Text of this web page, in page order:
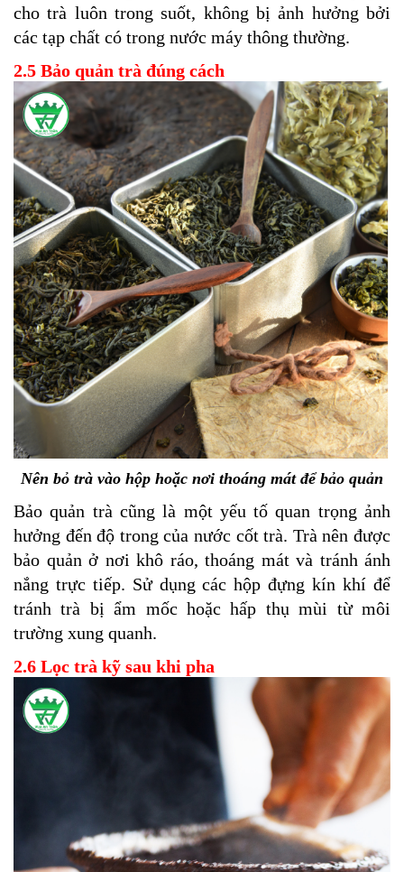
cho trà luôn trong suốt, không bị ảnh hưởng bởi
các tạp chất có trong nước máy thông thường.
2.5 Bảo quản trà đúng cách
Nên bỏ trà vào hộp hoặc nơi thoáng mát để bảo quản
Bảo quản trà cũng là một yếu tố quan trọng ảnh
hưởng đến độ trong của nước cốt trà. Trà nên được
bảo quản ở nơi khô ráo, thoáng mát và tránh ánh
nắng trực tiếp. Sử dụng các hộp đựng kín khí để
tránh trà bị ẩm mốc hoặc hấp thụ mùi từ môi
trường xung quanh.
2.6 Lọc trà kỹ sau khi pha